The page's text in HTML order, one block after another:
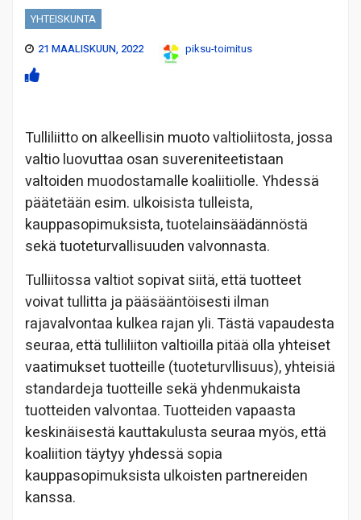
YHTEISKUNTA
21 MAALISKUUN, 2022
piksu-toimitus
Tulliliitto on alkeellisin muoto valtioliitosta, jossa
valtio luovuttaa osan suvereniteetistaan
valtoiden muodostamalle koaliitiolle. Yhdessä
päätetään esim. ulkoisista tulleista,
kauppasopimuksista, tuotelainsäädännöstä
sekä tuoteturvallisuuden valvonnasta.
Tulliitossa valtiot sopivat siitä, että tuotteet
voivat tullitta ja pääsääntöisesti ilman
rajavalvontaa kulkea rajan yli. Tästä vapaudesta
seuraa, että tulliliiton valtioilla pitää olla yhteiset
vaatimukset tuotteille (tuoteturvllisuus), yhteisiä
standardeja tuotteille sekä yhdenmukaista
tuotteiden valvontaa. Tuotteiden vapaasta
keskinäisestä kauttakulusta seuraa myös, että
koaliition täytyy yhdessä sopia
kauppasopimuksista ulkoisten partnereiden
kanssa.